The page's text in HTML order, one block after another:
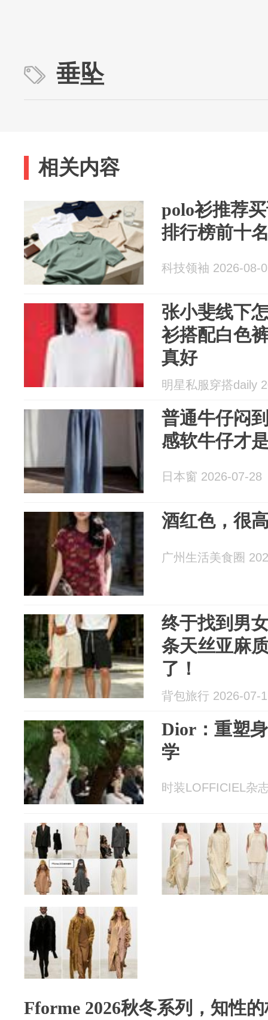
垂坠
相关内容
polo衫推荐
排行榜前十
科技领袖 2026-08-
张小斐线下
衫搭配白色
真好
明星私服穿搭daily
普通牛仔闷
感软牛仔才
日本窗 2026-07-28
酒红色，很
广州生活美食圈
终于找到男
条天丝亚麻
了！
背包旅行 2026-07-
Dior：重塑
学
时装LOFFICIEL杂
Fforme 2026秋冬系列，知性